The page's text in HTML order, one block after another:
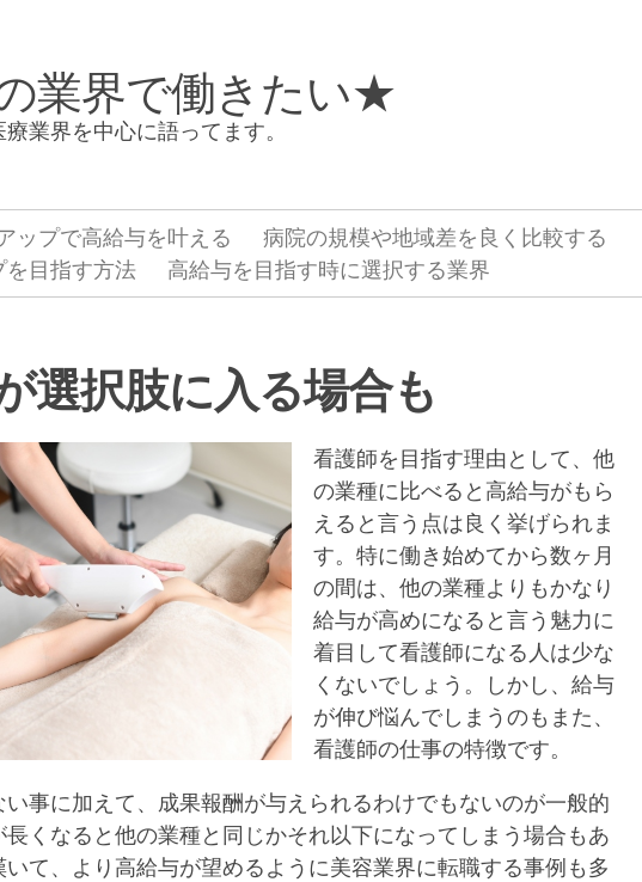
業界で働きたい★
業界を中心に語ってます。
ップで高給与を叶える
病院の規模や地域差を良く比較する
目指す方法
高給与を目指す時に選択する業界
選択肢に入る場合も
看護師を目指す理由として、他
の業種に比べると高給与がもら
えると言う点は良く挙げられま
す。特に働き始めてから数ヶ月
の間は、他の業種よりもかなり
給与が高めになると言う魅力に
着目して看護師になる人は少な
くないでしょう。しかし、給与
が伸び悩んでしまうのもまた、
看護師の仕事の特徴です。
事に加えて、成果報酬が与えられるわけでもないのが一般的
くなると他の業種と同じかそれ以下になってしまう場合もあ
いて、より高給与が望めるように美容業界に転職する事例も多